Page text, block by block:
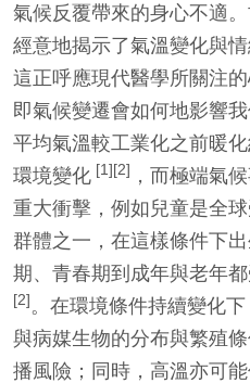
氣候反覆帶來的身心不適
經意地揭示了氣溫變化與
這正呼應現代醫學所關注
即氣候變遷會如何地影響
平均氣溫較工業化之前暖
環境變化 [1][2]
，而極端氣
重大衝擊，例如兒童是全
群體之一，在這樣條件下
期、青春期到成年與老年
[2] 。在環境條件持續變化
與病媒生物的分布與繁殖
播風險；同時，高溫亦可